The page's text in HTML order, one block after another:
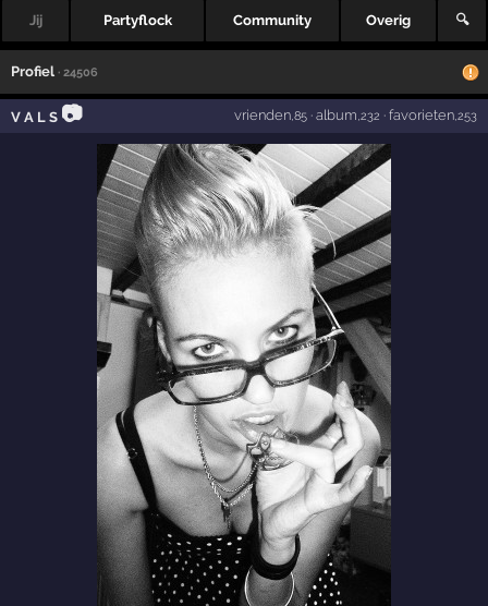
Jij Partyflock Community Overig 🔍
Profiel · 24506
V A L S 📷 vrienden,85· album ,232 · favorieten,253